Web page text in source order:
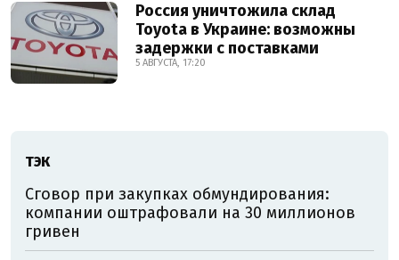
Россия уничтожила склад
Toyota в Украине: возможны
задержки с поставками
5 АВГУСТА, 17:20
ТЭК
Сговор при закупках обмундирования:
компании оштрафовали на 30 миллионов
гривен